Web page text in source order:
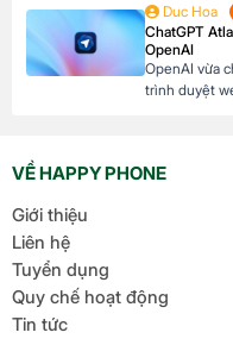
một khung
tượng.
Duc Hoa
ChatGPT
OpenAI
OpenAI vừa
trình duyệt
sàng […]
VỀ HAPPY PHONE
Giới thiệu
Liên hệ
Tuyển dụng
Quy chế hoạt động
Tin tức